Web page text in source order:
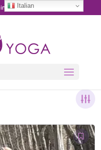
info@inflow.yoga
Italian